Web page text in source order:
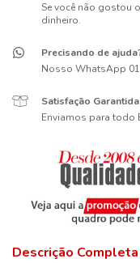
Se você não gostou
dinheiro.
Precisando de
Nosso WhatsApp
Satisfação Garantida
Enviamos para todo
Descrição Completa